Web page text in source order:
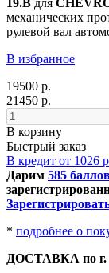
механических
рулевой вал
В избранное
19500 р.
21450 р.
В корзину
Быстрый заказ
В кредит от 1026
Дарим 585
* подробнее о
ДОСТАВКА по